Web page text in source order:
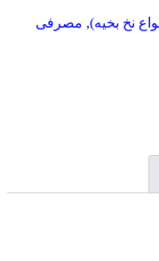
نخ بخیه), مصرفی